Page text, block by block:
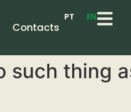
Contacts
PT EN
such thing